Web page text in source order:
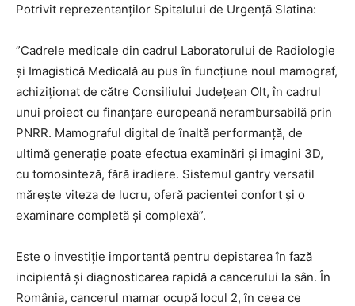
Potrivit reprezentanților Spitalului de Urgență Slatina:
”Cadrele medicale din cadrul Laboratorului de Radiologie
și Imagistică Medicală au pus în funcțiune noul mamograf,
achiziționat de către Consiliului Județean Olt, în cadrul
unui proiect cu finanțare europeană nerambursabilă prin
PNRR. Mamograful digital de înaltă performanță, de
ultimă generație poate efectua examinări și imagini 3D,
cu tomosinteză, fără iradiere. Sistemul gantry versatil
mărește viteza de lucru, oferă pacientei confort și o
examinare completă și complexă”.
Este o investiție importantă pentru depistarea în fază
incipientă și diagnosticarea rapidă a cancerului la sân. În
România, cancerul mamar ocupă locul 2, în ceea ce